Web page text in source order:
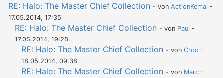
RE: Halo: The Master Chief Collection - von ActionKemal -
17.05.2014, 17:35
RE: Halo: The Master Chief Collection - von Paul -
17.05.2014, 19:28
RE: Halo: The Master Chief Collection - von Croc -
18.05.2014, 09:38
RE: Halo: The Master Chief Collection - von Marc -